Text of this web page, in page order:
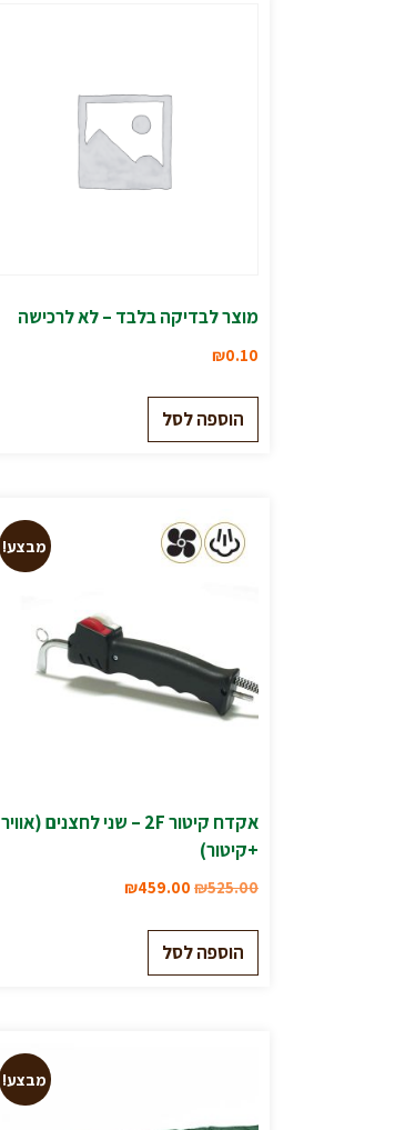
מוצר לבדיקה בלבד – לא לרכישה
₪0.10
הוספה לסל
מבצע!
אקדח קיטור 2F – שני לחצנים (אוויר
+קיטור)
₪525.00
₪459.00
הוספה לסל
מבצע!